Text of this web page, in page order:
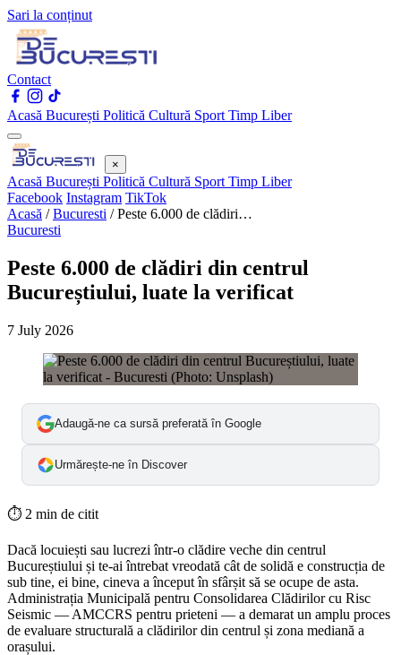
Sari la conținut
Contact
Acasă București Politică Cultură Sport Timp Liber
×
Acasă București Politică Cultură Sport Timp Liber
Facebook Instagram TikTok
Acasă /Bucuresti /Peste 6.000 de clădiri…
Bucuresti
Peste 6.000 de clădiri din centrul
Bucureștiului, luate la verificat
7 July 2026
Adaugă-ne ca sursă preferată în Google
Urmărește-ne în Discover
⏱ 2 min de citit
Dacă locuiești sau lucrezi într-o clădire veche din centrul
Bucureștiului și te-ai întrebat vreodată cât de solidă e construcția de
sub tine, ei bine, cineva a început în sfârșit să se ocupe de asta.
Administrația Municipală pentru Consolidarea Clădirilor cu Risc
Seismic — AMCCRS pentru prieteni — a demarat un amplu proces
de evaluare structurală a clădirilor din centrul și zona mediană a
orașului.